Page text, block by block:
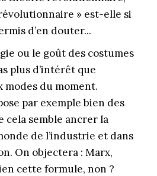
» est-elle si
d’en douter...
ou le goût des costumes
plus d’intérêt que
modes du moment.
par exemple bien des
cela semble ancrer la
de l’industrie et dans
On objectera : Marx,
cette formule, non ?